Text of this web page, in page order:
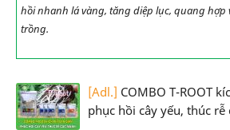
hồi nhanh lá vàng, tăng diệp lục, quang hợp
trồng.
[Adl.] COMBO T-ROOT
phục hồi cây yếu, thúc rễ